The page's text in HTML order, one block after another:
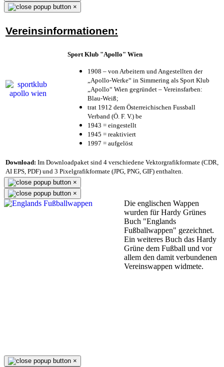
×
Vereinsinformationen:
Sport Klub "Apollo" Wien
1908 – von Arbeitern und Angestellten der
„Apollo-Werke“ in Simmering als Sport Klub
„Apollo“ Wien gegründet – Vereinsfarben:
Blau-Weiß;
trat 1912 dem Österreichischen Fussball
Verband (Ö. F. V.) be
1943 = eingestellt
1945 = reaktiviert
1997 = aufgelöst
Download: Im Downloadpaket sind 4 verschiedene Vektorgrafikformate (CDR,
AI EPS, PDF) und 3 Pixelgrafikformate (JPG, PNG, GIF) enthalten.
×
×
Die englischen Wappen
wurden für Hardy Grünes
Buch "Englands
Fußballwappen" gezeichnet.
Ein weiteres Buch das Hardy
Grüne dem Fußball und vor
allem den damit verbundenen
Vereinswappen widmete.
×